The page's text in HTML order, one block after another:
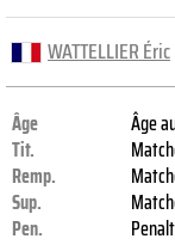
WATTELLIER Éric
Âge
Âge
Tit.
Remp.
Sup.
Pen.